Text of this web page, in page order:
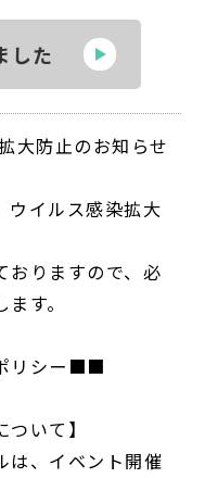
した
大防止のお知らせ
ウイルス感染拡大
おりますので、必
す。
リシー■■
ついて】
は、イベント開催